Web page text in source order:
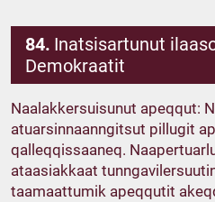
84. Inatsisartunut
Demokraatit
Naalakkersuisunut apeqqut:
atuarsinnaanngitsut pillugit
qalleqqissaaneq.
ataasiakkaat
taamaattumik apeqqutit